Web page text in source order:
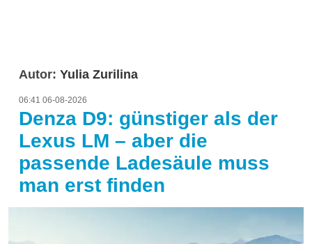
Autor: Yulia Zurilina
06:41 06-08-2026
Denza D9: günstiger als der
Lexus LM – aber die
passende Ladesäule muss
man erst finden